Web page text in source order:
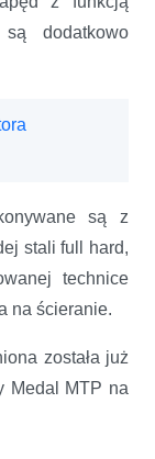
dodatkowo
są z
stali full hard,
technice
na ścieranie.
została już
Medal MTP na